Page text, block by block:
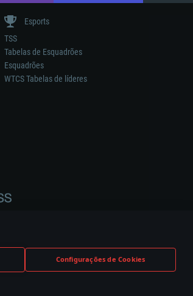
Configurações de Cookies
Esports
TSS
Tabelas de Esquadrões
Esquadrões
WTCS Tabelas de líderes